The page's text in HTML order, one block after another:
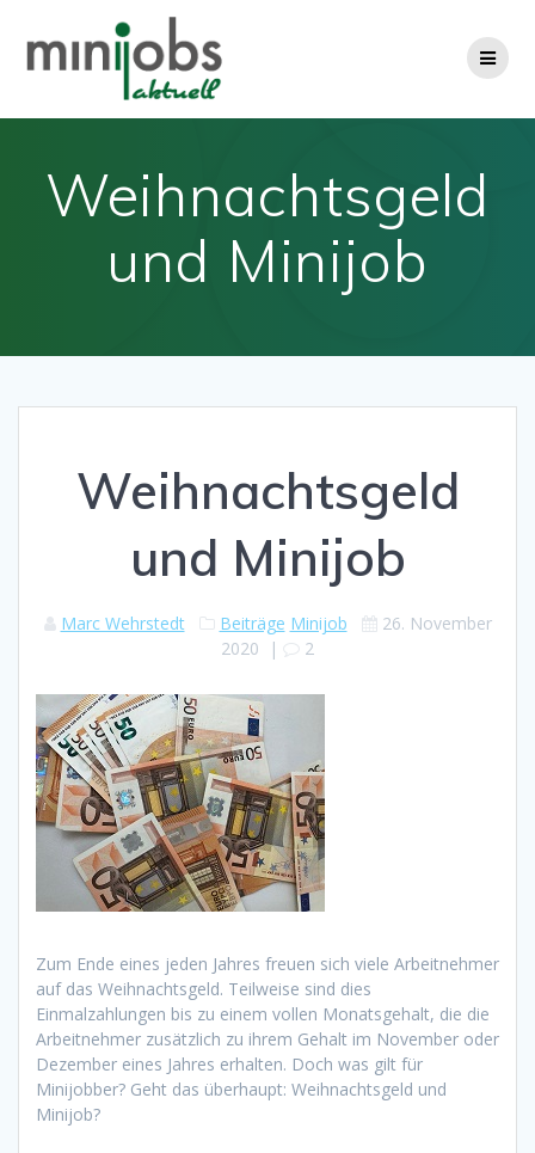
Weihnachtsgeld
und Minijob
Weihnachtsgeld
und Minijob
Marc Wehrstedt Beiträge Minijob
26. November
2020 | 2
Zum Ende eines jeden Jahres freuen sich viele Arbeitnehmer
auf das Weihnachtsgeld. Teilweise sind dies
Einmalzahlungen bis zu einem vollen Monatsgehalt, die die
Arbeitnehmer zusätzlich zu ihrem Gehalt im November oder
Dezember eines Jahres erhalten. Doch was gilt für
Minijobber? Geht das überhaupt: Weihnachtsgeld und
Minijob?